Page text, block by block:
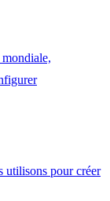
mondiale,
utilisons pour créer